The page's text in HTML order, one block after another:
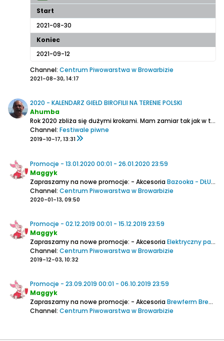
Start
2021-08-30
Koniec
2021-09-12
Channel: Centrum Piwowarstwa w Browarbizie
2021-08-30, 14:17
2020 - KALENDARZ GIEŁD BIROFILII NA TERENIE POLSKI
Ahumba
Rok 2020 zbliża się dużymi krokami. Mam zamiar tak jak w tym roku prowadzić kalendarz giełd kolekcjonerskich dla piwomaniaków organizowanych na terenie Polski.
Channel: Festiwale piwne
2019-10-17, 13:31
Promocje - 13.01.2020 00:01 - 26.01.2020 23:59
Maggyk
Zapraszamy na nowe promocje: - AkcesoriaBazooka - DŁUGA - filtr do chmielin - gwint zewnetrzny 1/2 cala
Channel: Centrum Piwowarstwa w Browarbizie
2020-01-13, 09:50
Promocje - 02.12.2019 00:01 - 15.12.2019 23:59
Maggyk
Zapraszamy na nowe promocje: - AkcesoriaElektryczny pas grzewczy na fermentor (brewbelt)
Channel: Centrum Piwowarstwa w Browarbizie
2019-12-03, 10:32
Promocje - 23.09.2019 00:01 - 06.10.2019 23:59
Maggyk
Zapraszamy na nowe promocje: - AkcesoriaBrewferm Brew Bag - torba zacierna - 50 l
Channel: Centrum Piwowarstwa w Browarbizie